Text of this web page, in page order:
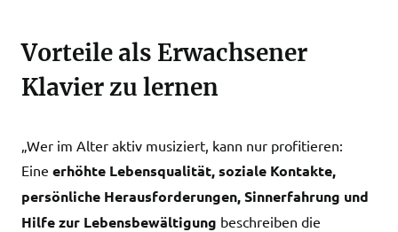
Vorteile als Erwachsener
Klavier zu lernen
„Wer im Alter aktiv musiziert, kann nur profitieren:
Eine erhöhte Lebensqualität, soziale Kontakte,
persönliche Herausforderungen, Sinnerfahrung und
Hilfe zur Lebensbewältigung beschreiben die